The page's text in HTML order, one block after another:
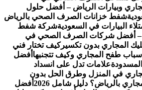
وبيارات الرياض – أفضل حلول
شفط خزانات الصرف الصحي بالرياض
البيارات في السعوديةشركة شفط
– أفضل شركات الصرف الصحي في
المجاري بدون تكسيركيف تختار فني
أسباب طفح المجاري وكيف تتجنبها أفضل
علامات تدل على انسداد
في المنزل وطرق الحل بدون
بالرياض؟ دليل شامل 2026
أفضل